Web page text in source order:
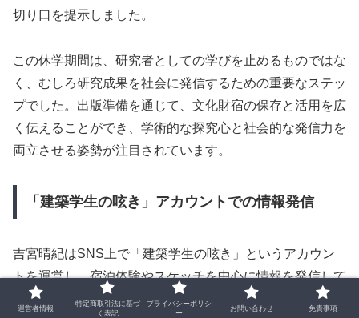
切り口を提示しました。
この休学期間は、研究者としての学びを止めるものではな
く、むしろ研究成果を社会に発信するための重要なステッ
プでした。出版準備を通じて、文化財宿の保存と活用を広
く伝えることができ、学術的な探究心と社会的な発信力を
両立させる姿勢が注目されています。
「建築学生の呟き」アカウントでの情報発信
吉宮晴紀はSNS上で「建築学生の呟き」というアカウン
トを運営し、宿泊体験やスケッチを中心に情報を発信して
います。この活動は大学在学中に始まり、建築学生ならで
運営者情報
特定商取引法に基づ
く表記
プライバシーポリシ
ー
お問い合わせ 免責事項